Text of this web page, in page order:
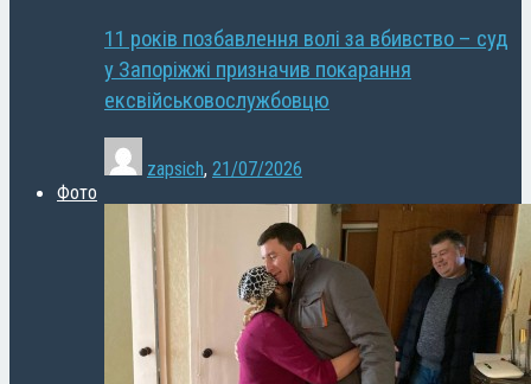
11 років позбавлення волі за вбивство – суд
у Запоріжжі призначив покарання
ексвійськовослужбовцю
zapsich, 21/07/2026
Фото